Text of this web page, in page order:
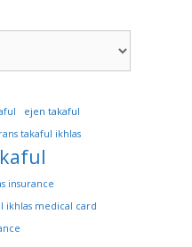
ejen takaful
takaful ikhlas
insurance
ikhlas medical card